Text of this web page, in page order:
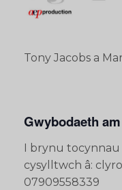
Tony Jacobs a
Gwybodaeth
I brynu
cysylltwch â:
07909558339